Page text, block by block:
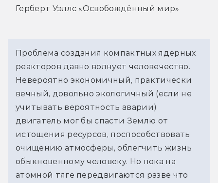
Герберт Уэллс «Освобождённый мир»
Проблема создания компактных ядерных
реакторов давно волнует человечество.
Невероятно экономичный, практически
вечный, довольно экологичный (если не
учитывать вероятность аварии)
двигатель мог бы спасти Землю от
истощения ресурсов, поспособствовать
очищению атмосферы, облегчить жизнь
обыкновенному человеку. Но пока на
атомной тяге передвигаются разве что